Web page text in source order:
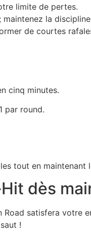
limite de pertes.
maintenez la
de courtes
cinq minutes.
par round.
tout en maintenant
dès
satisfera votre
!